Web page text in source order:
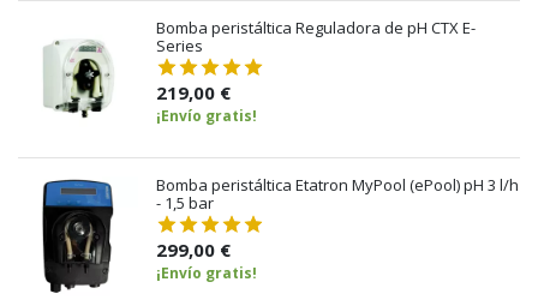
Bomba peristáltica Reguladora de pH CTX E-
Series
219,00 €
¡Envío gratis!
Bomba peristáltica Etatron MyPool (ePool) pH 3 l/h
- 1,5 bar
299,00 €
¡Envío gratis!